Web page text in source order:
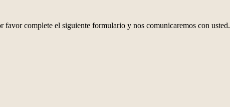
favor complete el siguiente formulario y nos comunicaremos con usted.